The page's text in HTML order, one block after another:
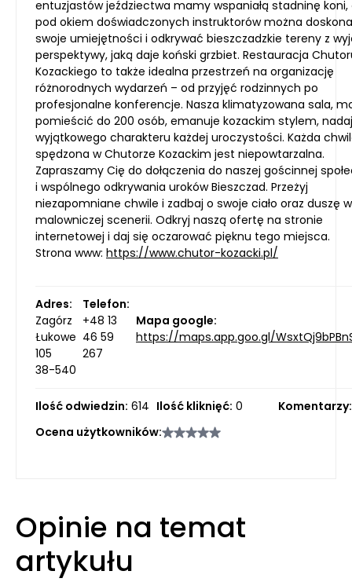
entuzjastów jeździectwa mamy wspaniałą stadninę koni,
pod okiem doświadczonych instruktorów można
swoje umiejętności i odkrywać bieszczadzkie tereny z
perspektywy, jaką daje koński grzbiet. Restauracja
Kozackiego to także idealna przestrzeń na organizację
różnorodnych wydarzeń – od przyjęć rodzinnych po
profesjonalne konferencje. Nasza klimatyzowana sala,
pomieścić do 200 osób, emanuje kozackim stylem,
wyjątkowego charakteru każdej uroczystości. Każda
spędzona w Chutorze Kozackim jest niepowtarzalna.
Zapraszamy Cię do dołączenia do naszej gościnnej
i wspólnego odkrywania uroków Bieszczad. Przeżyj
niezapomniane chwile i zadbaj o swoje ciało oraz duszę w
malowniczej scenerii. Odkryj naszą ofertę na stronie
internetowej i daj się oczarować pięknu tego miejsca.
Strona www: https://www.chutor-kozacki.pl/
Adres:
Zagórz
Łukowe
105
38-540
Telefon:
+48 13
46 59
267
Mapa google:
https://maps.app.goo.gl/
Ilość odwiedzin: 614 Ilość kliknięć: 0 Komentarzy:
Ocena użytkowników:
Opinie na temat
artykułu